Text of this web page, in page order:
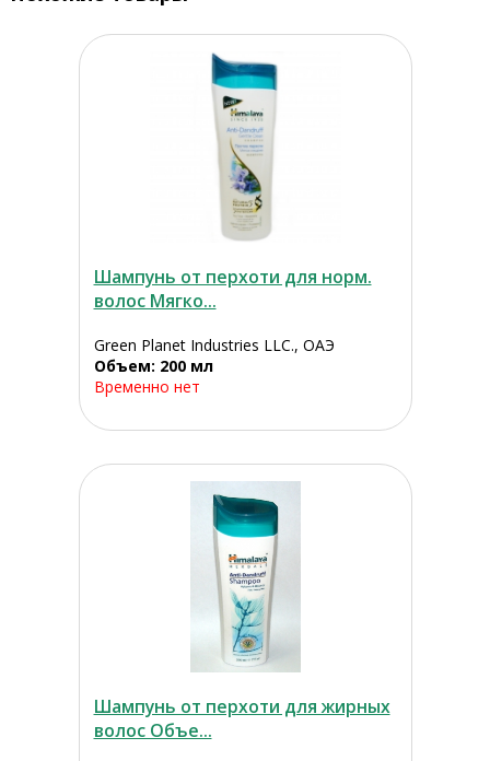
Шампунь от перхоти для норм.
волос Мягко...
Green Planet Industries LLC., ОАЭ
Объем: 200 мл
Временно нет
Шампунь от перхоти для жирных
волос Объе...